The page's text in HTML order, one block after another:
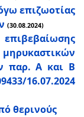
επιζωοτίας
(30.08.2024)
παρ. Α και Β
16.07.2024
θερινούς